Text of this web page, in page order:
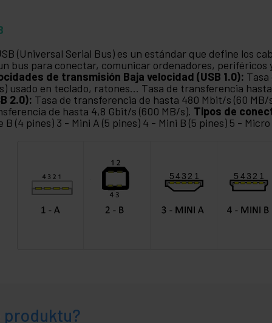
(Universal Serial Bus) es un estándar que define los
bus para conectar, comunicar ordenadores, periféricos
de transmisión Baja velocidad (USB 1.0):
usado en teclado, ratones... Tasa de transferencia
2.0): Tasa de transferencia de hasta 480 Mbit/s (60 MB/
de hasta 4,8 Gbit/s (600 MB/s). Tipos de
B (4 pines) 3 - Mini A (5 pines) 4 - Mini B (5 pines) 5 -
produktu?